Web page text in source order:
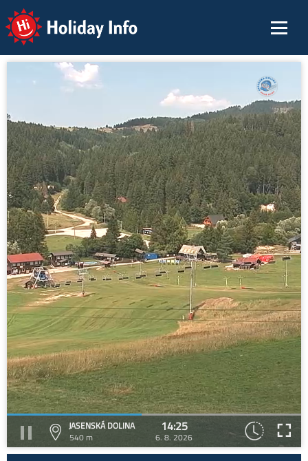
Holiday Info
JASENSKÁ DOLINA
540 m
14:25
6. 8. 2026